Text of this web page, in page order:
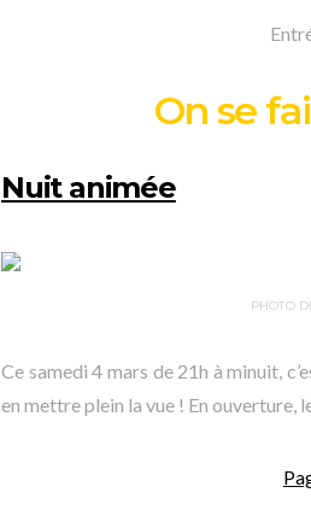
On se
Nuit animée
PHOTO
Ce samedi 4 mars de 21h à minuit,
en mettre plein la vue ! En ouverture,